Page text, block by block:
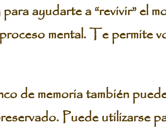
ayudarte a “revivir” el
mental. Te permite
de memoria también
Puede utilizarse